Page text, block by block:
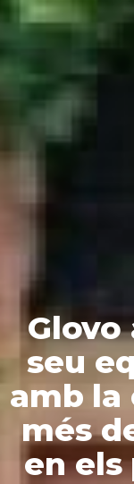
Glovo
seu
amb la
més
en els